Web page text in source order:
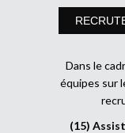
Dans le
équipes sur
(15)